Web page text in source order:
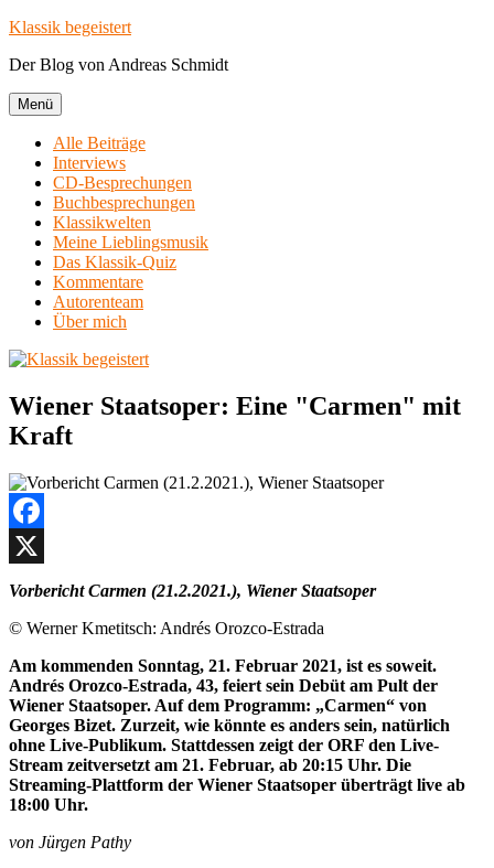
Zum
springen
Klassik begeistert
Der Blog von Andreas Schmidt
Menü
Alle Beiträge
Interviews
CD-Besprechungen
Buchbesprechungen
Klassikwelten
Meine Lieblingsmusik
Das Klassik-Quiz
Kommentare
Autorenteam
Über mich
Wiener Staatsoper: Eine "Carmen" mit
Kraft
Facebook
X
Vorbericht Carmen (21.2.2021.), Wiener Staatsoper
© Werner Kmetitsch: Andrés Orozco-Estrada
Am kommenden Sonntag, 21. Februar 2021, ist es soweit.
Andrés Orozco-Estrada, 43, feiert sein Debüt am Pult der
Wiener Staatsoper. Auf dem Programm: „Carmen“ von
Georges Bizet. Zurzeit, wie könnte es anders sein, natürlich
ohne Live-Publikum. Stattdessen zeigt der ORF den Live-
Stream zeitversetzt am 21. Februar, ab 20:15 Uhr. Die
Streaming-Plattform der Wiener Staatsoper überträgt live ab
18:00 Uhr.
von Jürgen Pathy